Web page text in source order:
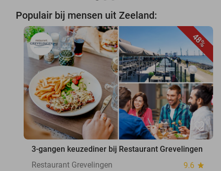
Populair bij mensen uit Zeeland:
48%
favorite_border
3-gangen keuzediner bij Restaurant Grevelingen
Restaurant Grevelingen
9.6 star